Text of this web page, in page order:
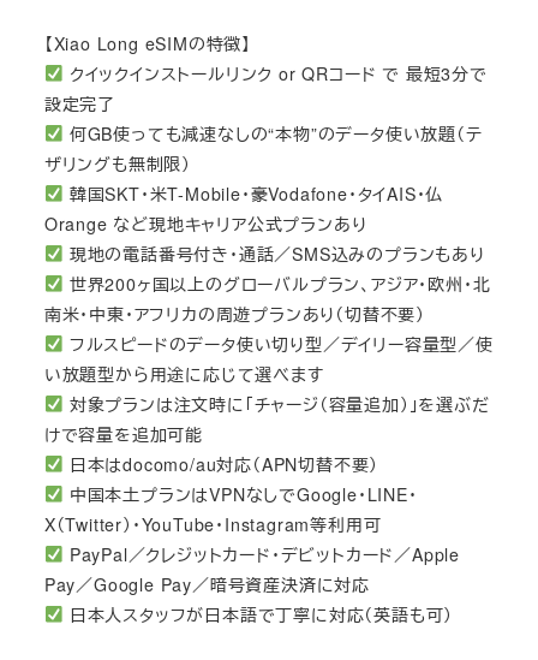
【Xiao Long eSIMの特徴】
クイックインストールリンク or QRコード で 最短3分で
設定完了
何GB使っても減速なしの“本物”のデータ使い放題（テ
ザリングも無制限）
韓国SKT・米T-Mobile・豪Vodafone・タイAIS・仏
Orange など現地キャリア公式プランあり
現地の電話番号付き・通話／SMS込みのプランもあり
世界200ヶ国以上のグローバルプラン、アジア・欧州・北
南米・中東・アフリカの周遊プランあり（切替不要）
フルスピードのデータ使い切り型／デイリー容量型／使
い放題型から用途に応じて選べます
対象プランは注文時に「チャージ（容量追加）」を選ぶだ
けで容量を追加可能
日本はdocomo/au対応（APN切替不要）
中国本土プランはVPNなしでGoogle・LINE・
X（Twitter）・YouTube・Instagram等利用可
PayPal／クレジットカード・デビットカード／Apple
Pay／Google Pay／暗号資産決済に対応
日本人スタッフが日本語で丁寧に対応（英語も可）